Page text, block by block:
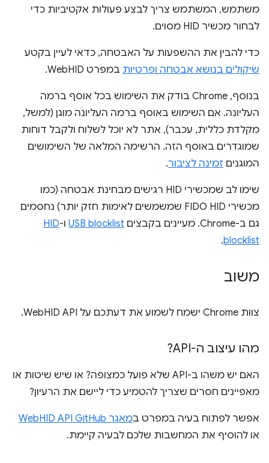
משתמש, המשתמש צריך לבצע פעולות אקטיביות כדי
לבחור מכשיר HID מסוים.
כדי להבין את ההשפעות על האבטחה, כדאי לעיין בקטע
שיקולים בנושא אבטחה ופרטיות במפרט WebHID.
בנוסף, Chrome בודק את השימוש בכל אוסף ברמה
העליונה. אם השימוש באוסף ברמה העליונה מוגן (למשל,
מקלדת כללית, עכבר), אתר לא יוכל לשלוח ולקבל דוחות
שמוגדרים באוסף הזה. הרשימה המלאה של השימושים
המוגנים זמינה לציבור.
שימו לב שמכשירי HID רגישים מבחינת אבטחה (כמו
מכשירי FIDO HID שמשמשים לאימות חזק יותר) נחסמים
גם ב-Chrome. מעיינים בקבצים
USB blocklist ו-HID
blocklist
.
משוב
צוות Chrome ישמח לשמוע את דעתכם על WebHID API.
מהו עיצוב ה-API?
האם יש משהו ב-API שלא פועל כמצופה? או שיש שיטות או
מאפיינים חסרים שצריך להטמיע כדי ליישם את הרעיון?
אפשר לפתוח בעיה במפרט במאגר WebHID API GitHub
או להוסיף את המחשבות שלכם לבעיה קיימת.